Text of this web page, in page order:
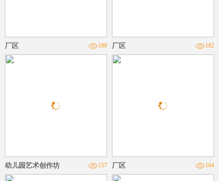
厂区 189 厂区 182
幼儿园艺术创作坊 157 厂区 164